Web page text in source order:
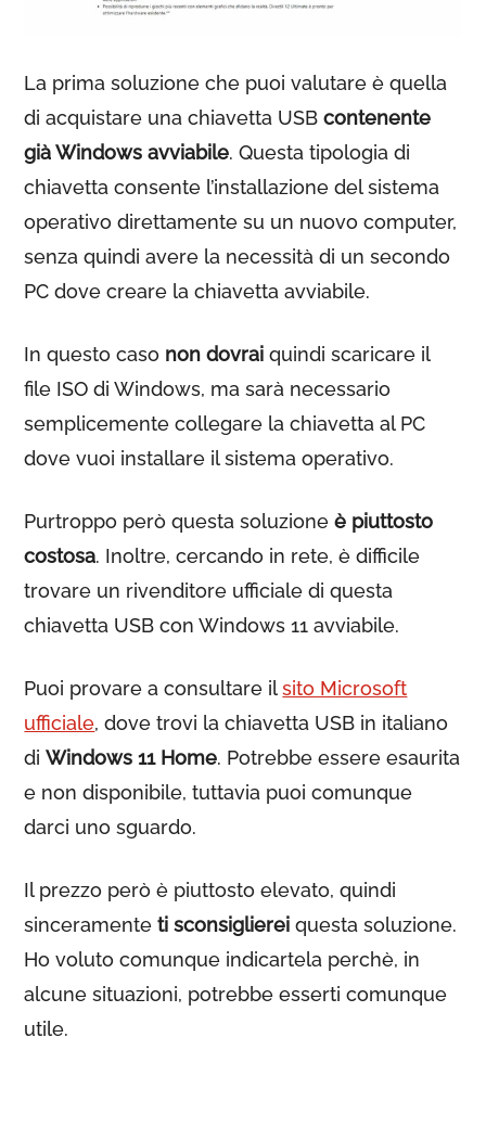
La prima soluzione che puoi valutare è quella
di acquistare una chiavetta USBcontenente
già Windows avviabile. Questa tipologia di
chiavetta consente l’installazione del sistema
operativo direttamente su un nuovo computer,
senza quindi avere la necessità di un secondo
PC dove creare la chiavetta avviabile.
In questo caso non dovrai quindi scaricare il
file ISO di Windows, ma sarà necessario
semplicemente collegare la chiavetta al PC
dove vuoi installare il sistema operativo.
Purtroppo però questa soluzioneè piuttosto
costosa. Inoltre, cercando in rete, è difficile
trovare un rivenditore ufficiale di questa
chiavetta USB con Windows 11 avviabile.
Puoi provare a consultare ilsito Microsoft
ufficiale, dove trovi la chiavetta USB in italiano
diWindows 11 Home. Potrebbe essere esaurita
e non disponibile, tuttavia puoi comunque
darci uno sguardo.
Il prezzo però è piuttosto elevato, quindi
sinceramenteti sconsiglierei questa soluzione.
Ho voluto comunque indicartela perchè, in
alcune situazioni, potrebbe esserti comunque
utile.